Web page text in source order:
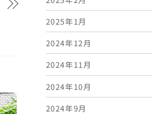
2025年1月
2024年12月
2024年11月
2024年10月
2024年9月